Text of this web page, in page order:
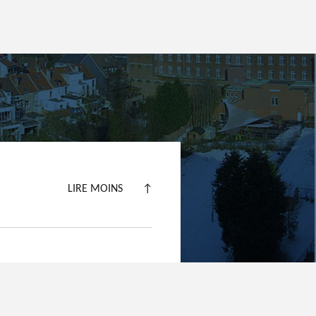
LIRE MOINS ↑